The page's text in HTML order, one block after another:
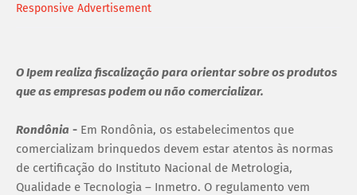
Responsive Advertisement
O Ipem realiza fiscalização para orientar sobre os produtos
que as empresas podem ou não comercializar.
Rondônia - Em Rondônia, os estabelecimentos que
comercializam brinquedos devem estar atentos às normas
de certificação do Instituto Nacional de Metrologia,
Qualidade e Tecnologia – Inmetro. O regulamento vem